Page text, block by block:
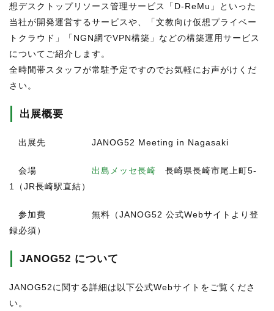
想デスクトップリソース管理サービス「D-ReMu」といった
当社が開発運営するサービスや、「文教向け仮想プライベー
トクラウド」「NGN網でVPN構築」などの構築運用サービス
についてご紹介します。
全時間帯スタッフが常駐予定ですのでお気軽にお声がけくだ
さい。
出展概要
出展先 JANOG52 Meeting in Nagasaki
会場 出島メッセ長崎 長崎県長崎市尾上町5-
1（JR長崎駅直結）
参加費 無料（JANOG52 公式Webサイトより登
録必須）
JANOG52 について
JANOG52に関する詳細は以下公式Webサイトをご覧くださ
い。